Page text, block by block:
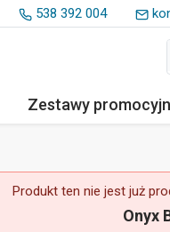
538 392 004
Zestawy
Produkt ten nie jest już
Onyx